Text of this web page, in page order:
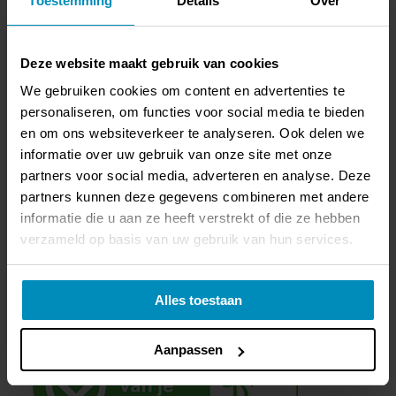
Deze website maakt gebruik van cookies
We gebruiken cookies om content en advertenties te
personaliseren, om functies voor social media te bieden
en om ons websiteverkeer te analyseren. Ook delen we
informatie over uw gebruik van onze site met onze
partners voor social media, adverteren en analyse. Deze
partners kunnen deze gegevens combineren met andere
informatie die u aan ze heeft verstrekt of die ze hebben
verzameld op basis van uw gebruik van hun services.
Alles toestaan
Aanpassen
0165-567707